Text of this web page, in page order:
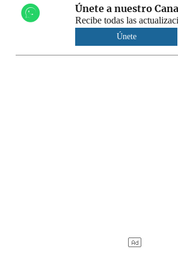
Únete a nuestro
Recibe todas las
Únete